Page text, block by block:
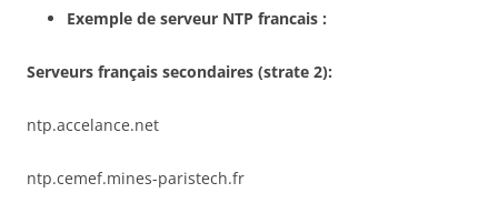
Exemple de serveur NTP francais :
Serveurs français secondaires (strate 2):
ntp.accelance.net
ntp.cemef.mines-paristech.fr